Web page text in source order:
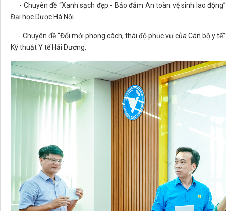
- Chuyên đề “Xanh sạch đẹp - Bảo đảm An toàn vệ sinh lao
Đại học Dược Hà Nội.
- Chuyên đề “Đổi mới phong cách, thái độ phục vụ của Cán bộ y
Kỹ thuật Y tế Hải Dương.